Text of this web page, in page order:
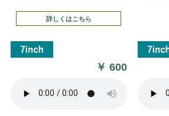
詳しくはこちら
￥600